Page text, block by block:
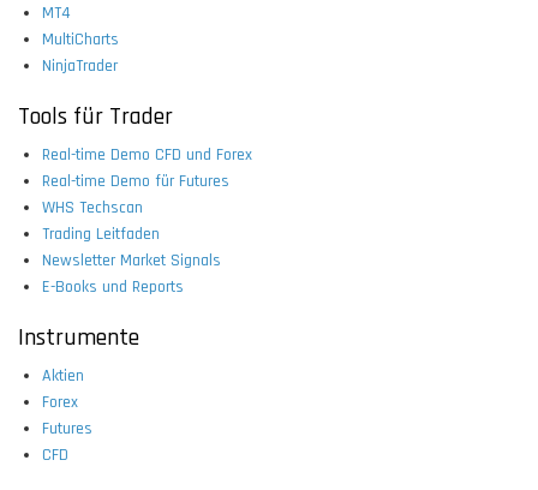
MT4
MultiCharts
NinjaTrader
Tools für Trader
Real-time Demo CFD und Forex
Real-time Demo für Futures
WHS Techscan
Trading Leitfaden
Newsletter Market Signals
E-Books und Reports
Instrumente
Aktien
Forex
Futures
CFD